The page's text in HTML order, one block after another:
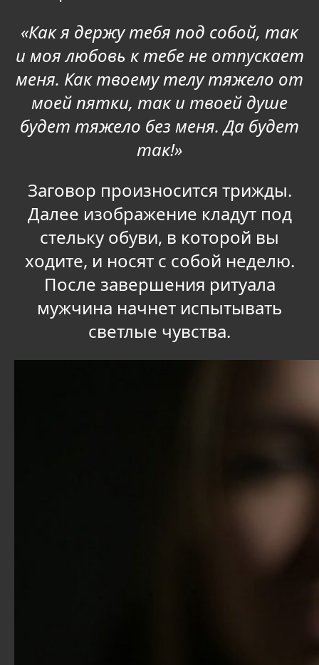
«Как я держу тебя под собой, так
и моя любовь к тебе не отпускает
меня. Как твоему телу тяжело от
моей пятки, так и твоей душе
будет тяжело без меня. Да будет
так!»
Заговор произносится трижды.
Далее изображение кладут под
стельку обуви, в которой вы
ходите, и носят с собой неделю.
После завершения ритуала
мужчина начнет испытывать
светлые чувства.